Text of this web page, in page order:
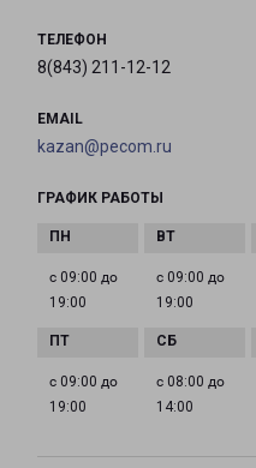
ТЕЛЕФОН
8(843) 211-12-12
EMAIL
kazan@pecom.ru
ГРАФИК РАБОТЫ
с 09:00 до
19:00
с 09:00 до
19:00
с 09:00 до
19:00
с 08:00 до
14:00